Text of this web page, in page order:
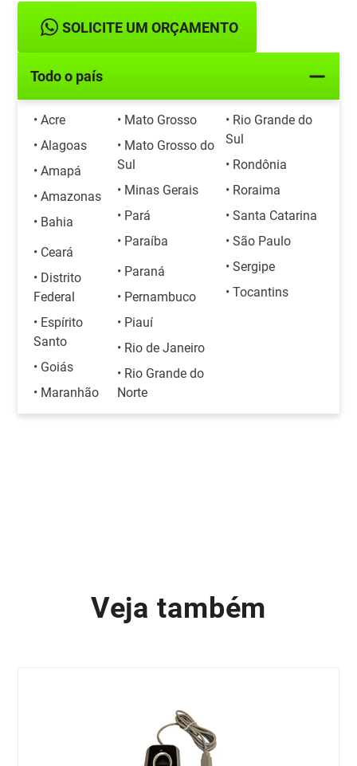
SOLICITE UM ORÇAMENTO
Todo o país
• Acre
• Alagoas
• Amapá
• Amazonas
• Bahia
• Ceará
• Distrito
Federal
• Espírito
Santo
• Goiás
• Maranhão
• Mato Grosso
• Mato Grosso do
Sul
• Minas Gerais
• Pará
• Paraíba
• Paraná
• Pernambuco
• Piauí
• Rio de Janeiro
• Rio Grande do
Norte
• Rio Grande do
Sul
• Rondônia
• Roraima
• Santa Catarina
• São Paulo
• Sergipe
• Tocantins
Veja também